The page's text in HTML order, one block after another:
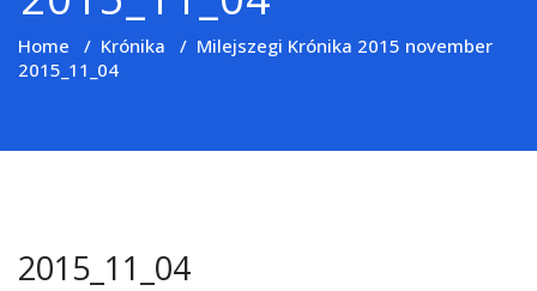
Home / Krónika / Milejszegi Krónika 2015 november
2015_11_04
2015_11_04